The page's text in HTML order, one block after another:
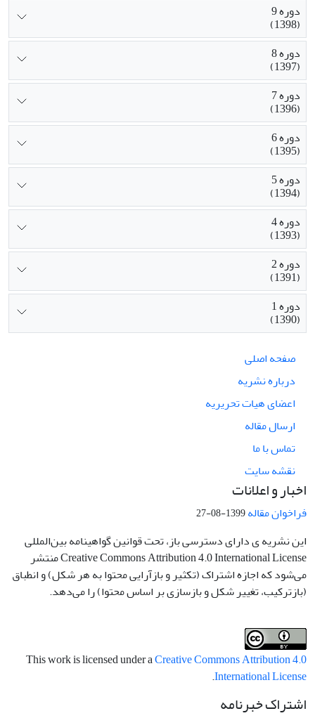
دوره 9
(1398)
دوره 8
(1397)
دوره 7
(1396)
دوره 6
(1395)
دوره 5
(1394)
دوره 4
(1393)
دوره 2
(1391)
دوره 1
(1390)
صفحه اصلی
درباره نشریه
اعضای هیات تحریریه
ارسال مقاله
تماس با ما
نقشه سایت
اخبار و اعلانات
فراخوان مقاله1399-08-27
این نشریه ی دارای دسترسی باز، تحت قوانین گواهینامه بین‌المللی
Creative Commons Attribution 4.0 International License منتشر
می‌شود که اجازه اشتراک (تکثیر و بازآرایی محتوا به هر شکل) و انطباق
(بازترکیب، تغییر شکل و بازسازی بر اساس محتوا) را می‌دهد.
This work is licensed under aCreative Commons Attribution 4.0
International License
.
اشتراک خبرنامه